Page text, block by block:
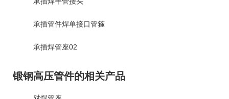
承插管件焊单接口管箍
承插焊管座02
锻钢高压管件的相关产品